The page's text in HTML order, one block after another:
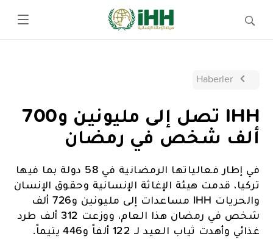
Haberler
IHH تصل إلى مليونين و700
ألف شخص في رمضان
في إطار فعالياتها الرمضانية في 58 دولة بما فيها
تركيا، قدمت هيئة الإغاثة الإنسانية وحقوق الإنسان
والحريات IHH مساعدات إلى مليونين و726 ألف
شخص في رمضان هذا العام، ووزعت 312 ألف طرد
غذائي وأهدت ثياب العيد لـ 122 ألفاً و446 يتيماً.